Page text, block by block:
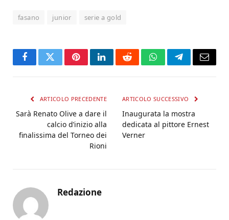
fasano junior serie a gold
FacebookTwitterPinterestLinkedInRedditWhatsAppTelegramEmail
ARTICOLO PRECEDENTE
Sarà Renato Olive a dare il
calcio d’inizio alla
finalissima del Torneo dei
Rioni
ARTICOLO SUCCESSIVO
Inaugurata la mostra
dedicata al pittore Ernest
Verner
Redazione